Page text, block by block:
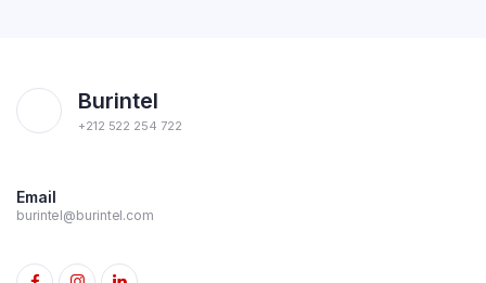
Burintel
+212 522 254 722
Email
burintel@burintel.com